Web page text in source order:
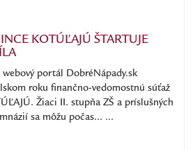
KOTÚĽAJÚ ŠTARTUJE
webový portál DobréNápady.sk
roku finančno-vedomostnú súťaž
Žiaci II. stupňa ZŠ a príslušných
sa môžu počas... ...